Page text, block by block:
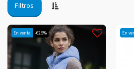
Filtros
En venta -62.5% En